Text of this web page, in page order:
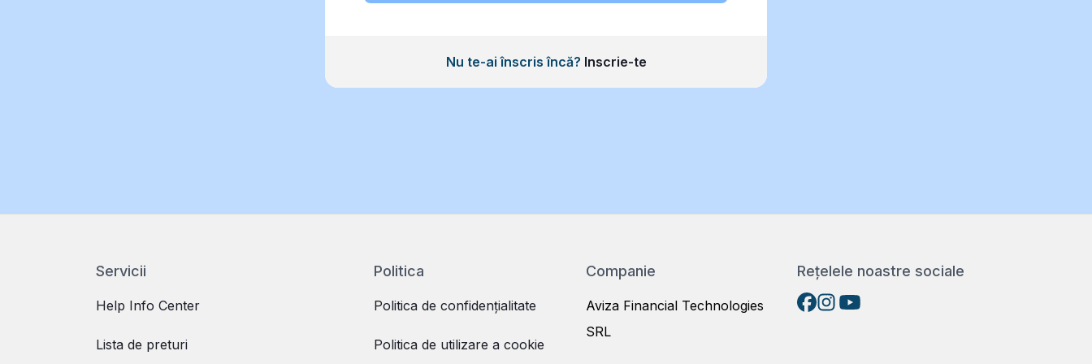
Nu te-ai înscris încă? Inscrie-te
Servicii
Help Info Center
Lista de preturi
Politica
Politica de confidențialitate
Politica de utilizare a cookie
Companie
Aviza Financial Technologies
SRL
Rețelele noastre sociale